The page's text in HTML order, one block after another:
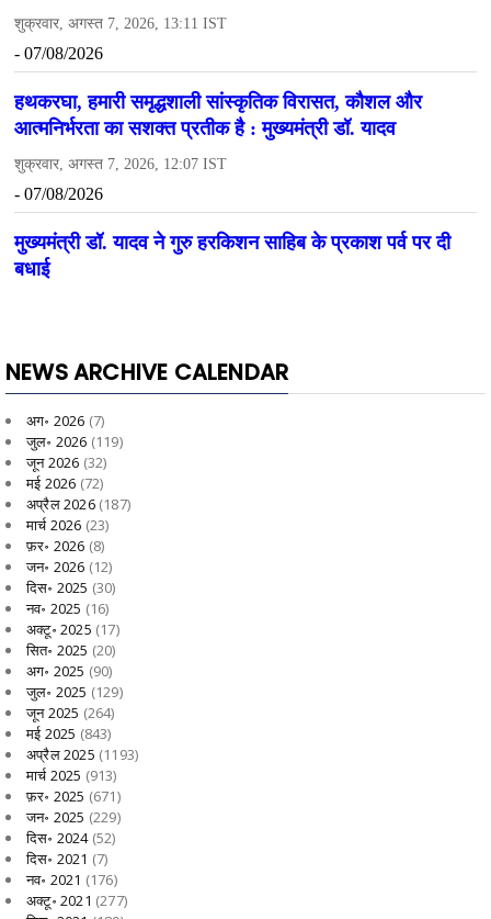
NEWS ARCHIVE CALENDAR
अग॰ 2026 (7)
जुल॰ 2026 (119)
जून 2026 (32)
मई 2026 (72)
अप्रैल 2026(187)
मार्च 2026 (23)
फ़र॰ 2026 (8)
जन॰ 2026 (12)
दिस॰ 2025 (30)
नव॰ 2025 (16)
अक्टू॰ 2025 (17)
सित॰ 2025 (20)
अग॰ 2025 (90)
जुल॰ 2025 (129)
जून 2025 (264)
मई 2025 (843)
अप्रैल 2025 (1193)
मार्च 2025 (913)
फ़र॰ 2025 (671)
जन॰ 2025 (229)
दिस॰ 2024(52)
दिस॰ 2021 (7)
नव॰ 2021 (176)
अक्टू॰ 2021 (277)